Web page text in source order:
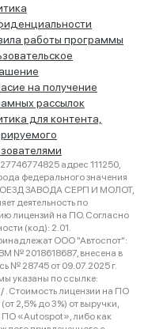
работы программы
на получение
рассылок
для контента,
адрес 111250,
федерального значения
ЗАВОДА СЕРП И МОЛОТ,
деятельность по
лицензий на ПО. Согласно
(код): 2.01.
ООО "Автоспот":
№ 2018618687, внесена в
№ 28745 от 09.07.2025 г.
указаны по ссылке:
. Стоимость лицензии на ПО
2,5% до 3%) от выручки,
ПО «Autospot», либо как